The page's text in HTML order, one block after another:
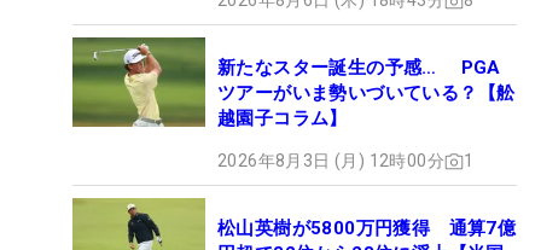
新たなスター誕生の予感… PGA
ツアーがいま勢いづいている？【舩
越園子コラム】
2026年8月3日 (月) 12時00分 1
松山英樹が5800万円獲得 通算7億